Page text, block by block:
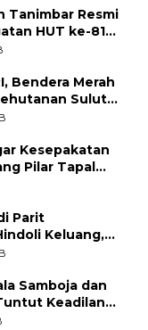
Tanimbar Resmi
HUT ke-81
Perkuat
Bendera Merah
Sulut
Kesepakatan
Pilar Tapal
Parit
Keluang,
Samboja dan
Keadilan
Adil